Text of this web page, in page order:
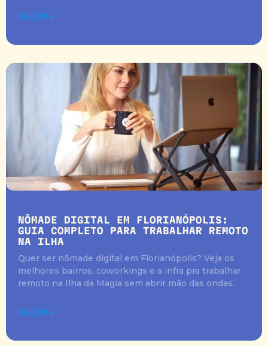
SAIBA+
NÔMADE DIGITAL EM FLORIANÓPOLIS:
GUIA COMPLETO PARA TRABALHAR REMOTO
NA ILHA
Quer ser nômade digital em Florianópolis? Veja os
melhores bairros, coworkings e a infra pra trabalhar
remoto na Ilha da Magia sem abrir mão das ondas.
SAIBA+